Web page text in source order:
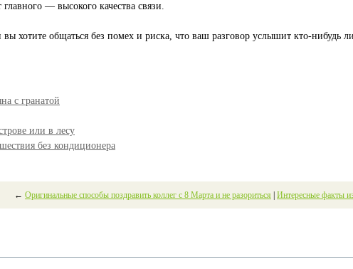
— высокого качества связи.
хотите общаться без помех и риска, что ваш разговор услышит кто-
с гранатой
или в лесу
без кондиционера
← Оригинальные способы поздравить коллег с 8 Марта и не разориться Интересные факты